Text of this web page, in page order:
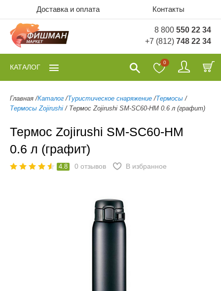
Доставка и оплата Контакты
8 800 550 22 34
+7 (812) 748 22 34
0
КАТАЛОГ
Главная /Каталог /Туристическое снаряжение /Термосы /
Термосы Zojirushi / Термос Zojirushi SM-SC60-HM 0.6 л (графит)
Термос Zojirushi SM-SC60-HM
0.6 л (графит)
4.8 0 отзывов В избранное